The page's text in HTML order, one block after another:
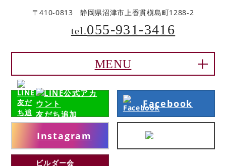
〒410-0813 静岡県沼津市上香貫槇島町1288-2
tel.055-931-3416
MENU
友だち追加
Facebook
Instagram
ビルダー会